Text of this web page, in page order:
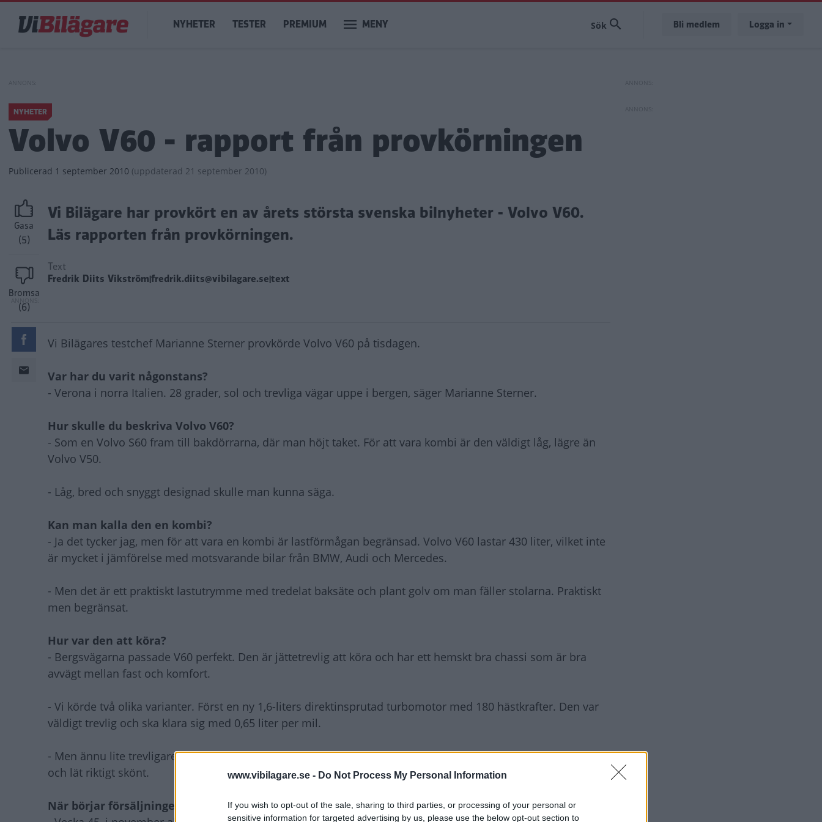
www.vibilagare.se - Do Not Process My Personal Information
If you wish to opt-out of the sale, sharing to third parties, or processing of your personal or
sensitive information for targeted advertising by us, please use the below opt-out section to
huvudinnehåll
Main
navigation
NYHETER TESTER PREMIUM MENY Bli medlem Logga in
NYHETER
Volvo V60 - rapport från provkörningen
Publicerad 1 september 2010 (uppdaterad 21 september 2010)
Gasa
(5)
Bromsa
(6)
Vi Bilägare har provkört en av årets största svenska bilnyheter - Volvo V60.
Läs rapporten från provkörningen.
Text
Fredrik Diits Vikström|fredrik.diits@vibilagare.se|text
Vi Bilägares testchef Marianne Sterner provkörde Volvo V60 på tisdagen.
Var har du varit någonstans?
- Verona i norra Italien. 28 grader, sol och trevliga vägar uppe i bergen, säger Marianne Sterner.
Hur skulle du beskriva Volvo V60?
- Som en Volvo S60 fram till bakdörrarna, där man höjt taket. För att vara kombi är den väldigt låg, lägre än
Volvo V50.
- Låg, bred och snyggt designad skulle man kunna säga.
Kan man kalla den en kombi?
- Ja det tycker jag, men för att vara en kombi är lastförmågan begränsad. Volvo V60 lastar 430 liter, vilket inte
är mycket i jämförelse med motsvarande bilar från BMW, Audi och Mercedes.
- Men det är ett praktiskt lastutrymme med tredelat baksäte och plant golv om man fäller stolarna. Praktiskt
men begränsat.
Hur var den att köra?
- Bergsvägarna passade V60 perfekt. Den är jättetrevlig att köra och har ett hemskt bra chassi som är bra
avvägt mellan fast och komfort.
- Vi körde två olika varianter. Först en ny 1,6-liters direktinsprutad turbomotor med 180 hästkrafter. Den var
väldigt trevlig och ska klara sig med 0,65 liter per mil.
- Men ännu lite trevligare var dieselmotorn på två liter och 163 hästkrafter. Den hade ett bra vridmoment
och lät riktigt skönt.
När börjar försäljningen?